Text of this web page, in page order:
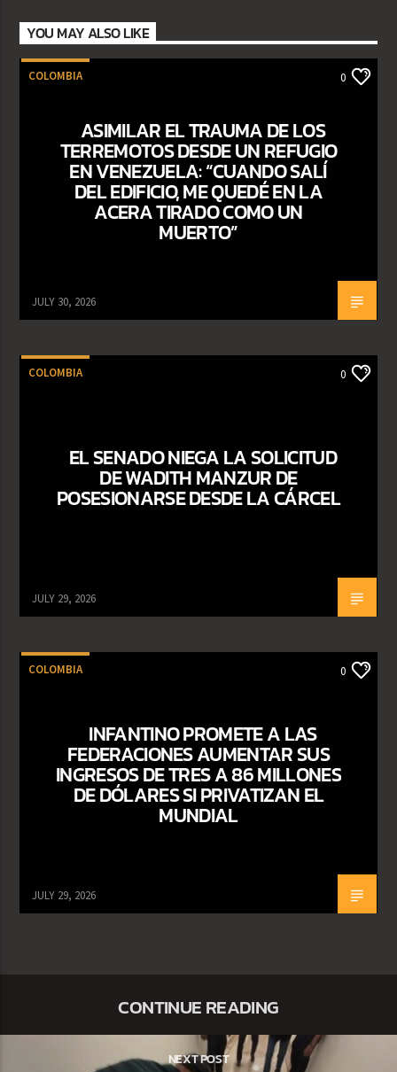
YOU MAY ALSO LIKE
COLOMBIA 0
ASIMILAR EL TRAUMA DE LOS
TERREMOTOS DESDE UN REFUGIO
EN VENEZUELA: “CUANDO SALÍ
DEL EDIFICIO, ME QUEDÉ EN LA
ACERA TIRADO COMO UN
MUERTO”
JULY 30, 2026
COLOMBIA 0
EL SENADO NIEGA LA SOLICITUD
DE WADITH MANZUR DE
POSESIONARSE DESDE LA CÁRCEL
JULY 29, 2026
COLOMBIA 0
INFANTINO PROMETE A LAS
FEDERACIONES AUMENTAR SUS
INGRESOS DE TRES A 86 MILLONES
DE DÓLARES SI PRIVATIZAN EL
MUNDIAL
JULY 29, 2026
CONTINUE READING
NEXT POST